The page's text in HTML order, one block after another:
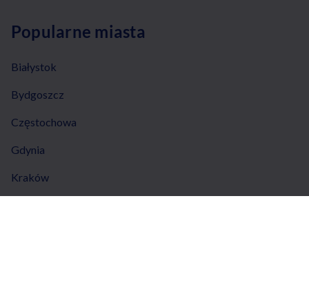
Popularne miasta
Białystok
Bydgoszcz
Częstochowa
Gdynia
Kraków